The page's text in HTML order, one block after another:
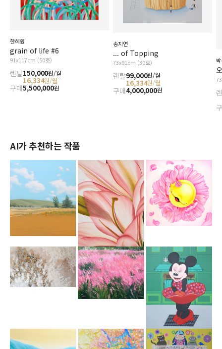
한혜원
grain of life #6
91x117cm (50호)
렌탈150,000원/월
16,334원/월
구매5,500,000원
송지연
... of Topping
73x91cm (30호)
렌탈99,000원/월
16,334원/월
구매4,000,000원
AI가 추천하는 작품